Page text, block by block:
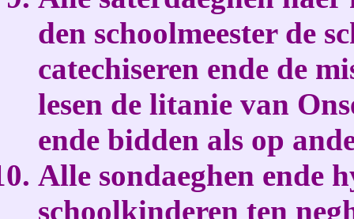
den schoolmeester de
catechiseren ende de
lesen de litanie van
ende bidden als op
Alle sondaeghen ende
schoolkinderen ten